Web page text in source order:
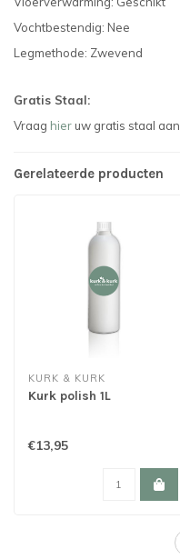
Vochtbestendig: Nee
Legmethode: Zwevend
Gratis Staal:
Vraag hier uw gratis staal aan.
Gerelateerde producten
KURK & KURK
Kurk polish 1L
€13,95